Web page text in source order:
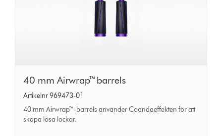
40
mm
Airwrap™
barrels
40 mm Airwrap™ barrels
Artikelnr 969473-01
40 mm Airwrap™-barrels använder Coandaeffekten för att
skapa lösa lockar.